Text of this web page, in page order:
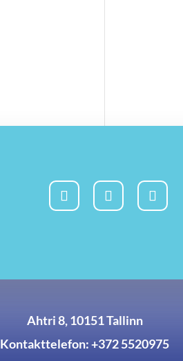
Ahtri 8, 10151 Tallinn
Kontakttelefon: +372 5520975